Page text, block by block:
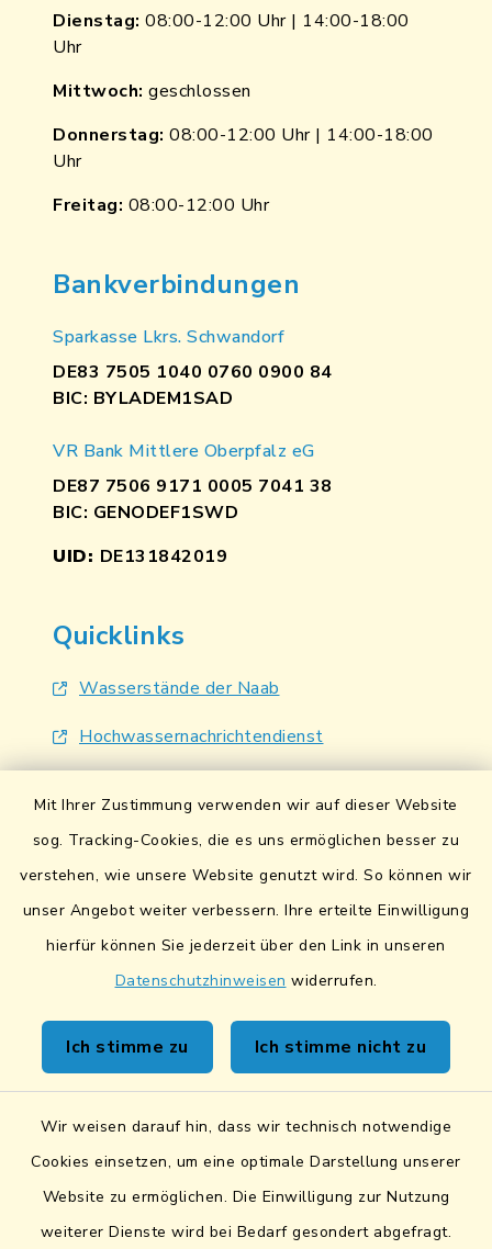
Mit Ihrer Zustimmung verwenden wir auf dieser Website
sog. Tracking-Cookies, die es uns ermöglichen besser zu
verstehen, wie unsere Website genutzt wird. So können wir
unser Angebot weiter verbessern. Ihre erteilte Einwilligung
hierfür können Sie jederzeit über den Link in unseren
Datenschutzhinweisen widerrufen.
Ich stimme zu Ich stimme nicht zu
Wir weisen darauf hin, dass wir technisch notwendige
Cookies einsetzen, um eine optimale Darstellung unserer
Website zu ermöglichen. Die Einwilligung zur Nutzung
weiterer Dienste wird bei Bedarf gesondert abgefragt.
Dienstag: 08:00-12:00 Uhr | 14:00-18:00
Uhr
Mittwoch: geschlossen
Donnerstag: 08:00-12:00 Uhr | 14:00-18:00
Uhr
Freitag: 08:00-12:00 Uhr
Bankverbindungen
Sparkasse Lkrs. Schwandorf
DE83 7505 1040 0760 0900 84
BIC: BYLADEM1SAD
VR Bank Mittlere Oberpfalz eG
DE87 7506 9171 0005 7041 38
BIC: GENODEF1SWD
UID: DE131842019
Quicklinks
Wasserstände der Naab
Hochwassernachrichtendienst
Lokales Bündnis für Familien
Fairtrade-Towns
Kontakt
Sicheres Kontaktformular
Sicherer Datentransfer